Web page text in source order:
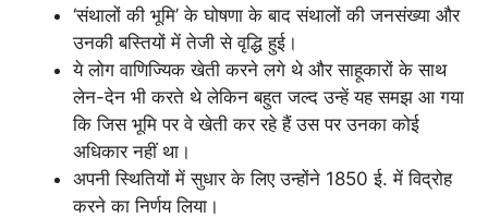
‘संथालों की भूमि’ के घोषणा के बाद संथालों की जनसंख्या और
उनकी बस्तियों में तेजी से वृद्धि हुई।
ये लोग वाणिज्यिक खेती करने लगे थे और साहूकारों के साथ
लेन-देन भी करते थे लेकिन बहुत जल्द उन्हें यह समझ आ गया
कि जिस भूमि पर वे खेती कर रहे हैं उस पर उनका कोई
अधिकार नहीं था।
अपनी स्थितियों में सुधार के लिए उन्होंने 1850 ई. में विद्रोह
करने का निर्णय लिया।